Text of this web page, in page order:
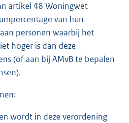
artikel 48 Woningwet
van hun
personen waarbij het
hoger is dan deze
(of aan bij AMvB te bepalen
wordt in deze verordening